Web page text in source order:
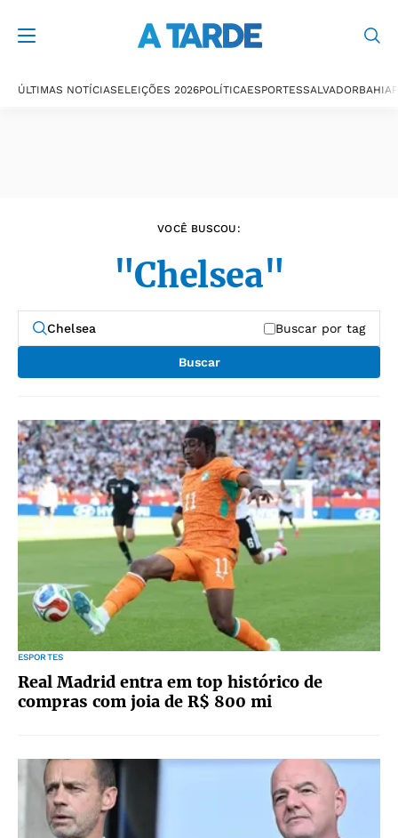
ÚLTIMAS NOTÍCIASELEIÇÕES 2026POLÍTICAESPORTESSALVADORBAHIA
VOCÊ BUSCOU:
"Chelsea"
Buscar por tag
Buscar
ESPORTES
Real Madrid entra em top histórico de
compras com joia de R$ 800 mi